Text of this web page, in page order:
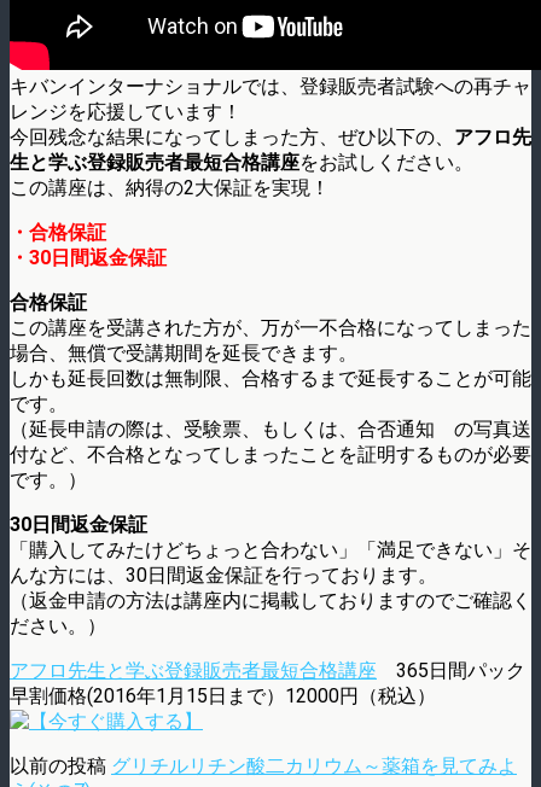
キバンインターナショナルでは、登録販売者試験への再チャ
レンジを応援しています！
今回残念な結果になってしまった方、ぜひ以下の、 アフロ先
生と学ぶ登録販売者最短合格講座をお試しください。
この講座は、納得の2大保証を実現！
・合格保証
・30日間返金保証
合格保証
この講座を受講された方が、万が一不合格になってしまった
場合、無償で受講期間を延長できます。
しかも延長回数は無制限、合格するまで延長することが可能
です。
（延長申請の際は、受験票、もしくは、合否通知 の写真送
付など、不合格となってしまったことを証明するものが必要
です。）
30日間返金保証
「購入してみたけどちょっと合わない」「満足できない」そ
んな方には、30日間返金保証を行っております。
（返金申請の方法は講座内に掲載しておりますのでご確認く
ださい。）
アフロ先生と学ぶ登録販売者最短合格講座 365日間パック
早割価格(2016年1月15日まで）12000円（税込）
以前の投稿 グリチルリチン酸二カリウム～薬箱を見てみよ